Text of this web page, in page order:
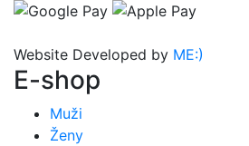
Website Developed by ME:)
E-shop
Muži
Ženy